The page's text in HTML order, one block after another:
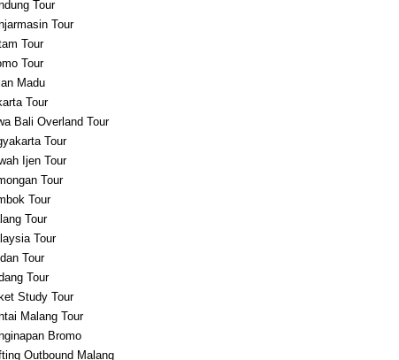
Tour
Tour
Tour
Tour
Madu
Tour
Bali Overland Tour
Tour
Ijen Tour
Tour
Tour
Tour
Tour
Tour
Tour
Study Tour
Malang Tour
Bromo
Outbound Malang